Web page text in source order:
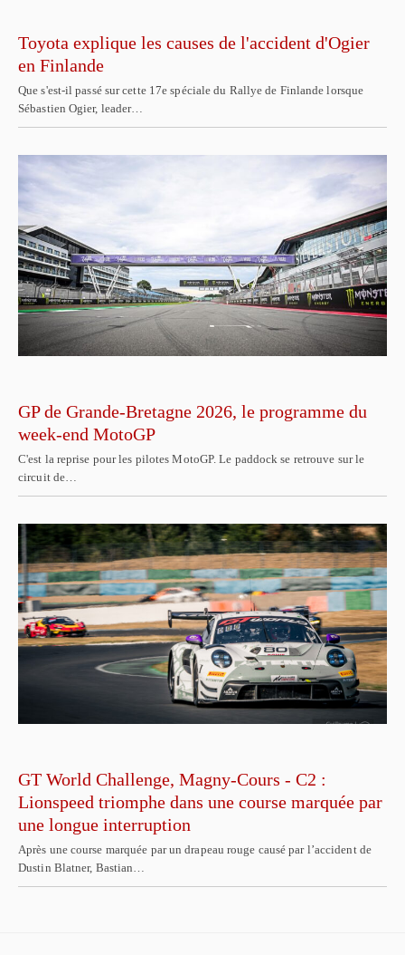
Toyota explique les causes de l'accident d'Ogier
en Finlande
Que s'est-il passé sur cette 17e spéciale du Rallye de Finlande lorsque
Sébastien Ogier, leader…
GP de Grande-Bretagne 2026, le programme du
week-end MotoGP
C'est la reprise pour les pilotes MotoGP. Le paddock se retrouve sur le
circuit de…
GT World Challenge, Magny-Cours - C2 :
Lionspeed triomphe dans une course marquée par
une longue interruption
Après une course marquée par un drapeau rouge causé par l’accident de
Dustin Blatner, Bastian…